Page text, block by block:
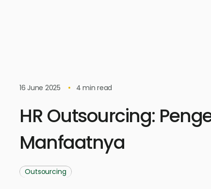
16 June 2025 4 min read
HR Outsourcing:
Manfaatnya
Outsourcing